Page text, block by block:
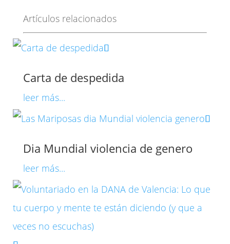
Artículos relacionados
Carta de despedida
leer más...
Dia Mundial violencia de genero
leer más...